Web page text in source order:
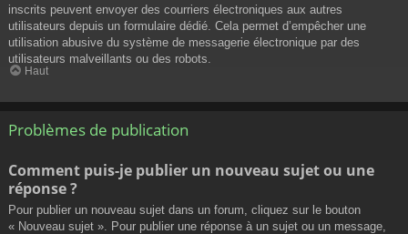
inscrits peuvent envoyer des courriers électroniques aux autres
utilisateurs depuis un formulaire dédié. Cela permet d’empêcher une
utilisation abusive du système de messagerie électronique par des
utilisateurs malveillants ou des robots.
Haut
Problèmes de publication
Comment puis-je publier un nouveau sujet ou une
réponse ?
Pour publier un nouveau sujet dans un forum, cliquez sur le bouton
« Nouveau sujet ». Pour publier une réponse à un sujet ou un message,